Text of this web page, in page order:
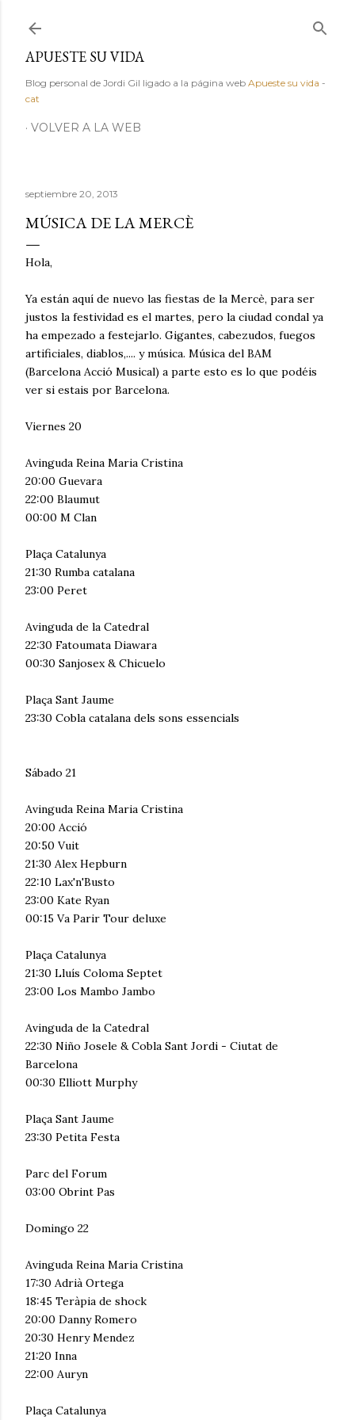
APUESTE SU VIDA
Blog personal de Jordi Gil ligado a la página web Apueste su vida -
cat
VOLVER A LA WEB
septiembre 20, 2013
MÚSICA DE LA MERCÈ
Hola,
Ya están aquí de nuevo las fiestas de la Mercè, para ser
justos la festividad es el martes, pero la ciudad condal ya
ha empezado a festejarlo. Gigantes, cabezudos, fuegos
artificiales, diablos,.... y música. Música del BAM
(Barcelona Acció Musical) a parte esto es lo que podéis
ver si estais por Barcelona.
Viernes 20
Avinguda Reina Maria Cristina
20:00 Guevara
22:00 Blaumut
00:00 M Clan
Plaça Catalunya
21:30 Rumba catalana
23:00 Peret
Avinguda de la Catedral
22:30 Fatoumata Diawara
00:30 Sanjosex & Chicuelo
Plaça Sant Jaume
23:30 Cobla catalana dels sons essencials
Sábado 21
Avinguda Reina Maria Cristina
20:00 Acció
20:50 Vuit
21:30 Alex Hepburn
22:10 Lax'n'Busto
23:00 Kate Ryan
00:15 Va Parir Tour deluxe
Plaça Catalunya
21:30 Lluís Coloma Septet
23:00 Los Mambo Jambo
Avinguda de la Catedral
22:30 Niño Josele & Cobla Sant Jordi - Ciutat de
Barcelona
00:30 Elliott Murphy
Plaça Sant Jaume
23:30 Petita Festa
Parc del Forum
03:00 Obrint Pas
Domingo 22
Avinguda Reina Maria Cristina
17:30 Adrià Ortega
18:45 Teràpia de shock
20:00 Danny Romero
20:30 Henry Mendez
21:20 Inna
22:00 Auryn
Plaça Catalunya